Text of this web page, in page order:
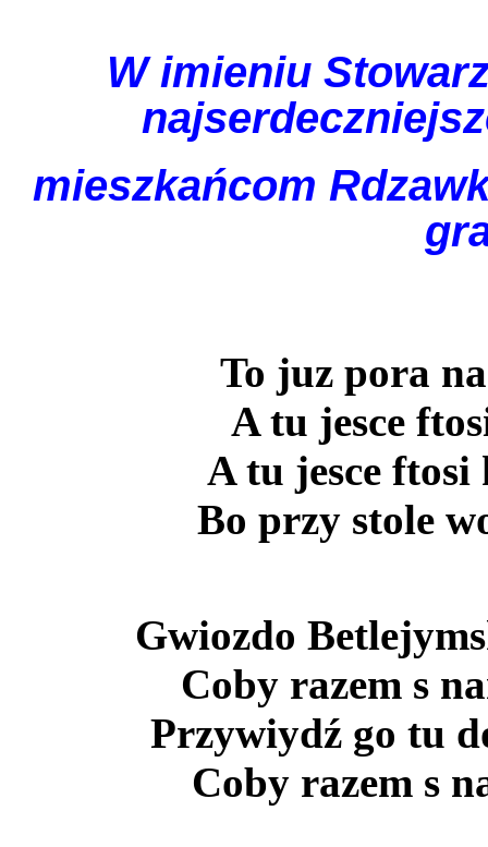
W imieniu
mieszkańcom
To juz pora
A tu jesce
A tu jesce
Bo przy stole
Gwiozdo
Coby razem s
Przywiydź go tu
Coby razem s